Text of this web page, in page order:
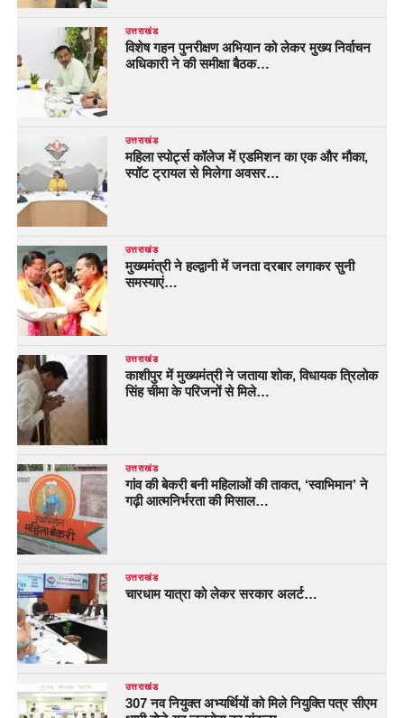
उत्तराखंड
विशेष गहन पुनरीक्षण अभियान को लेकर मुख्य निर्वाचन
अधिकारी ने की समीक्षा बैठक…
उत्तराखंड
महिला स्पोर्ट्स कॉलेज में एडमिशन का एक और मौका,
स्पॉट ट्रायल से मिलेगा अवसर…
उत्तराखंड
मुख्यमंत्री ने हल्द्वानी में जनता दरबार लगाकर सुनी
समस्याएं…
उत्तराखंड
काशीपुर में मुख्यमंत्री ने जताया शोक, विधायक त्रिलोक
सिंह चीमा के परिजनों से मिले…
उत्तराखंड
गांव की बेकरी बनी महिलाओं की ताकत, ‘स्वाभिमान’ ने
गढ़ी आत्मनिर्भरता की मिसाल…
उत्तराखंड
चारधाम यात्रा को लेकर सरकार अलर्ट…
उत्तराखंड
307 नव नियुक्त अभ्यर्थियों को मिले नियुक्ति पत्र सीएम